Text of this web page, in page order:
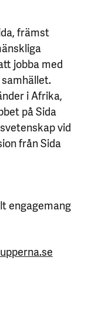
främst
jobba med
i Afrika,
på Sida
vid
från Sida
engagemang